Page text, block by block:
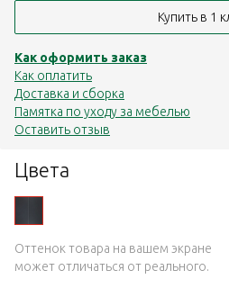
Цвета
Оттенок товара на вашем экране
может отличаться от реального.
Купить в 1
Как оформить заказ
Как оплатить
Доставка и сборка
Памятка по уходу за мебелью
Оставить отзыв